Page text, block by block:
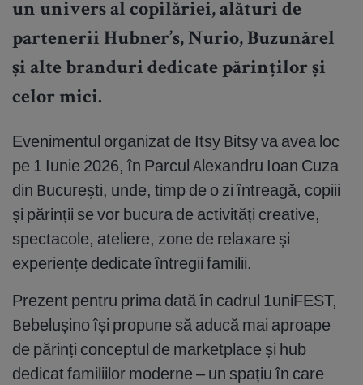
un univers al copilăriei, alături de
partenerii Hubner’s, Nurio, Buzunărel
și alte branduri dedicate părinților și
celor mici.
Evenimentul organizat de Itsy Bitsy va avea loc
pe 1 Iunie 2026, în Parcul Alexandru Ioan Cuza
din București, unde, timp de o zi întreagă, copiii
și părinții se vor bucura de activități creative,
spectacole, ateliere, zone de relaxare și
experiențe dedicate întregii familii.
Prezent pentru prima dată în cadrul 1uniFEST,
Bebelușino își propune să aducă mai aproape
de părinți conceptul de marketplace și hub
dedicat familiilor moderne – un spațiu în care